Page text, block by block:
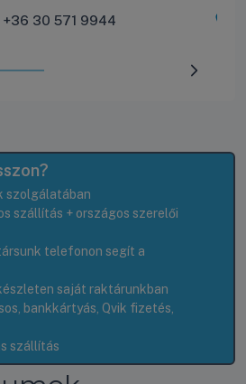
+36 30 571 9944
szolgálatában
szállítás + országos szerelői
telefonon segít a
saját raktárunkban
bankkártyás, Qvik fizetés,
szállítás